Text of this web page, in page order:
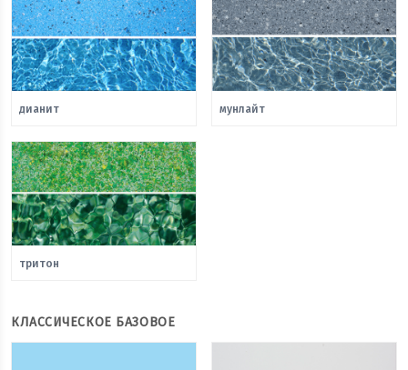
дианит мунлайт
тритон
КЛАССИЧЕСКОЕ БАЗОВОЕ